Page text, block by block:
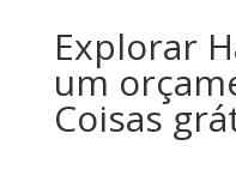
Explorar
um
Coisas